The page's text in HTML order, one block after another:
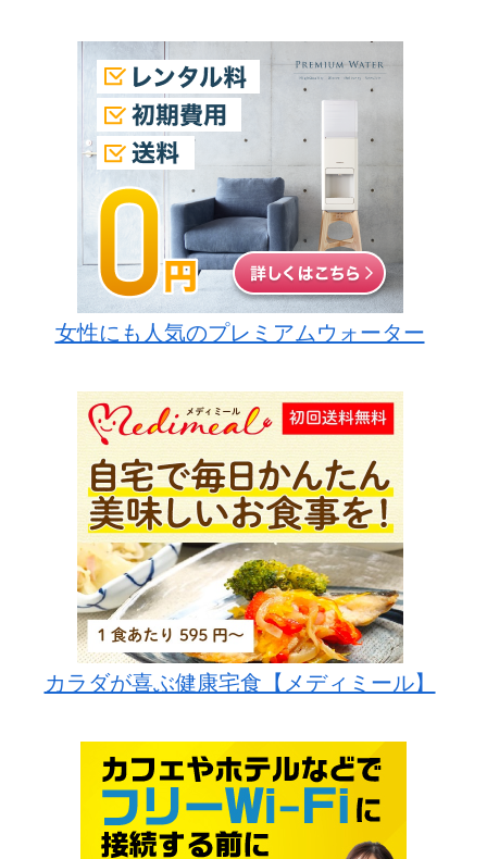
女性にも人気のプレミアムウォーター
カラダが喜ぶ健康宅食【メディミール】